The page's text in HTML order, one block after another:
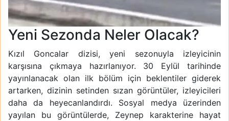
Yeni Sezonda Neler Olacak?
Kızıl Goncalar dizisi, yeni sezonuyla izleyicinin
karşısına çıkmaya hazırlanıyor. 30 Eylül tarihinde
yayınlanacak olan ilk bölüm için beklentiler giderek
artarken, dizinin setinden sızan görüntüler, izleyicileri
daha da heyecanlandırdı. Sosyal medya üzerinden
yayılan bu görüntülerde, Zeynep karakterine hayat